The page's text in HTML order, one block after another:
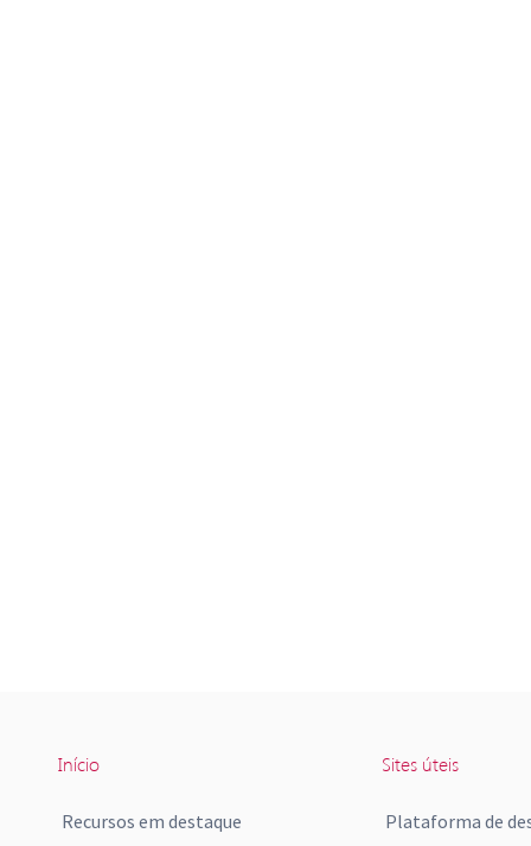
Início
Recursos em destaque
Sites úteis
Plataforma de